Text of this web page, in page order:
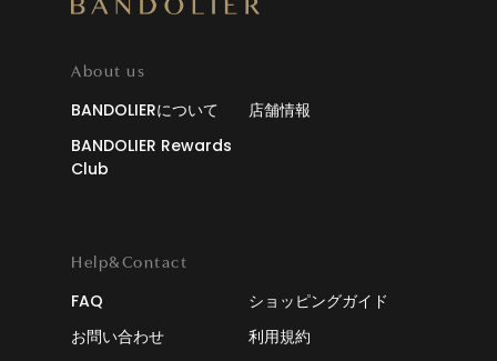
About us
BANDOLIERについて
店舗情報
BANDOLIER Rewards
Club
Help&Contact
FAQ
ショッピングガイド
お問い合わせ
利用規約